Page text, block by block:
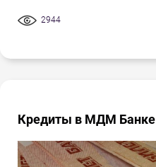
2944
Кредиты в МДМ Банке